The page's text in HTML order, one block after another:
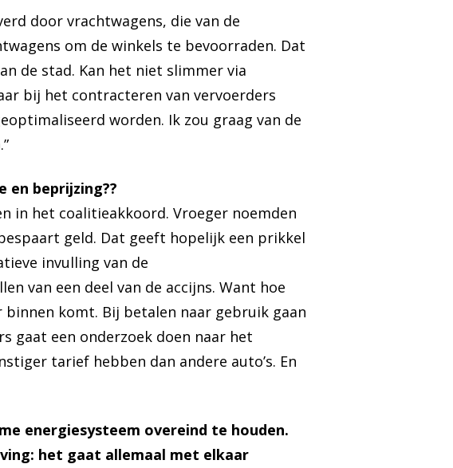
door vrachtwagens, die van de
om de winkels te bevoorraden. Dat
de stad. Kan het niet slimmer via
bij het contracteren van vervoerders
worden. Ik zou graag van de
en beprijzing??
in het coalitieakkoord. Vroeger noemden
geld. Dat geeft hopelijk een prikkel
invulling van de
van een deel van de accijns. Want hoe
komt. Bij betalen naar gebruik gaan
gaat een onderzoek doen naar het
tarief hebben dan andere auto’s. En
energiesysteem overeind te houden.
het gaat allemaal met elkaar